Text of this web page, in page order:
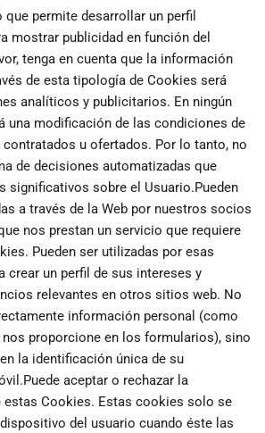
que permite desarrollar un perfil
mostrar publicidad en función del
tenga en cuenta que la información
de esta tipología de Cookies será
analíticos y publicitarios. En ningún
una modificación de las condiciones de
contratados u ofertados. Por lo tanto, no
de decisiones automatizadas que
significativos sobre el Usuario.Pueden
a través de la Web por nuestros socios
nos prestan un servicio que requiere
Pueden ser utilizadas por esas
crear un perfil de sus intereses y
relevantes en otros sitios web. No
información personal (como
nos proporcione en los formularios), sino
la identificación única de su
aceptar o rechazar la
estas Cookies. Estas cookies solo se
del usuario cuando éste las